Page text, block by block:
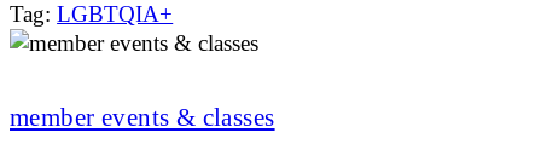
Tag: LGBTQIA+
member events & classes